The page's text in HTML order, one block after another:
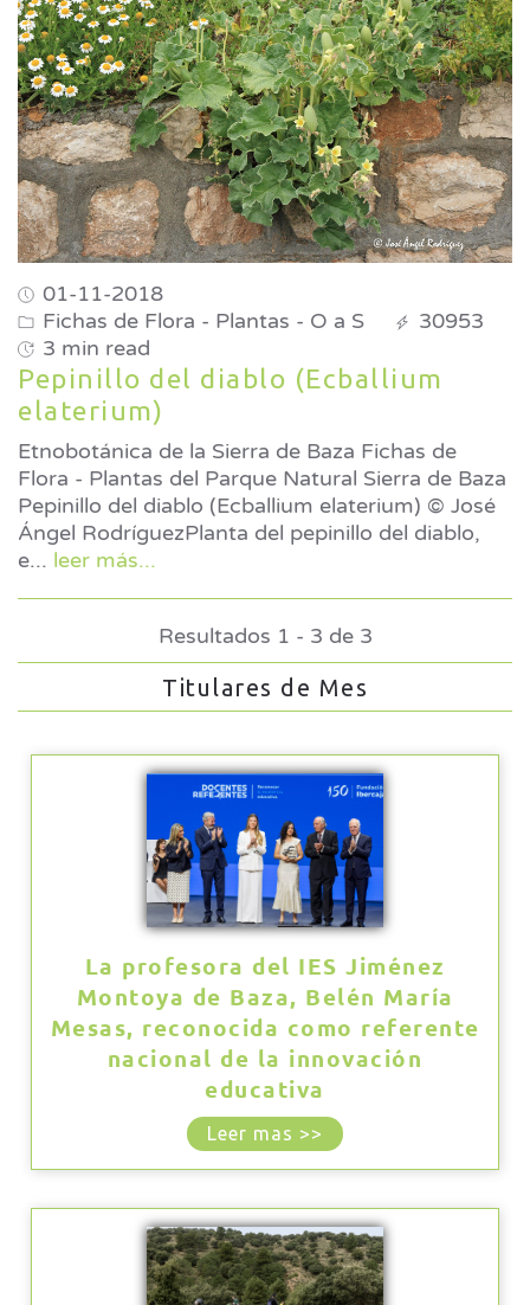
01-11-2018
Fichas de Flora - Plantas - O a S
30953
3 min read
Pepinillo del diablo (Ecballium
elaterium)
Etnobotánica de la Sierra de Baza Fichas de
Flora - Plantas del Parque Natural Sierra de Baza
Pepinillo del diablo (Ecballium elaterium) © José
Ángel RodríguezPlanta del pepinillo del diablo,
e... leer más...
Resultados 1 - 3 de 3
Titulares de Mes
La profesora del IES Jiménez
Montoya de Baza, Belén María
Mesas, reconocida como referente
nacional de la innovación
educativa
Leer mas >>